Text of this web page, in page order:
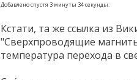
Добавлено спустя 3 минуты 34 секунды:
Кстати, та же ссылка из
"Сверхпроводящие
температура перехода в